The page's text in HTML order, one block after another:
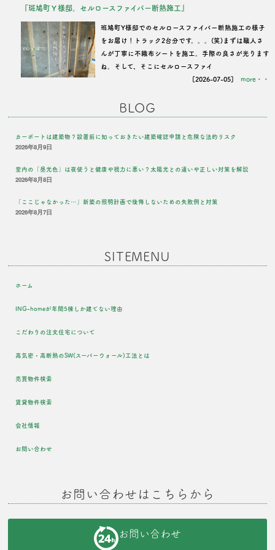
『斑鳩町Ｙ様邸。セルロースファイバー断熱施工』
班鳩町Y様邸でのセルロースファイバー断熱施工の様子
をお届け！トラック2台分です。。。(笑)まずは職人さ
んが丁寧に不織布シートを施工。手際の良さが光ります
ね。そして、そこにセルロースファイ
[2026-07-05] more・・
BLOG
カーポートは建築物？設置前に知っておきたい建築確認申請と危険な法的リスク
2026年8月9日
室内の「昼光色」は夜使うと健康や視力に悪い？太陽光との違いや正しい対策を解説
2026年8月8日
「ここじゃなかった…」新築の照明計画で後悔しないための失敗例と対策
2026年8月7日
SITEMENU
ホーム
ING-homeが年間5棟しか建てない理由
こだわりの注文住宅について
高気密・高断熱のSW(スーパーウォール)工法とは
売買物件検索
賃貸物件検索
会社情報
お問い合わせ
お問い合わせはこちらから
お問い合わせ